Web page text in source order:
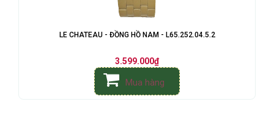
LE CHATEAU - ĐỒNG HỒ NAM - L65.252.04.5.2
3.599.000₫
Mua hàng